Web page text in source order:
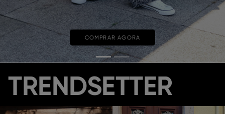
COMPRAR AGORA
TRENDSETTER